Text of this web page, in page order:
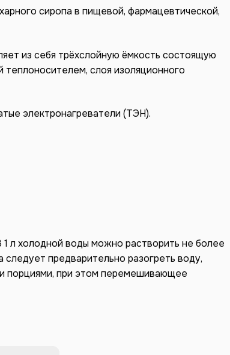
сиропа в пищевой, фармацевтической,
из себя трёхслойную ёмкость состоящую
теплоносителем, слоя изоляционного
электронагреватели (ТЭН).
л холодной воды можно растворить не более
следует предварительно разогреть воду,
порциями, при этом перемешивающее